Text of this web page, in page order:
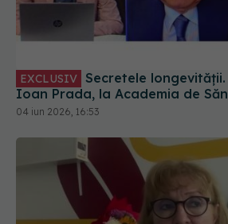
EXCLUSIV
Ioan Prada, la Academia de
04 iun 2026, 16:53